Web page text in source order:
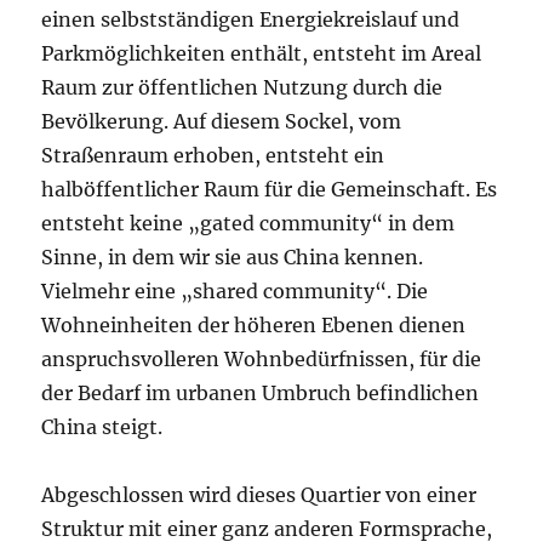
einen selbstständigen Energiekreislauf und
Parkmöglichkeiten enthält, entsteht im Areal
Raum zur öffentlichen Nutzung durch die
Bevölkerung. Auf diesem Sockel, vom
Straßenraum erhoben, entsteht ein
halböffentlicher Raum für die Gemeinschaft. Es
entsteht keine „gated community“ in dem
Sinne, in dem wir sie aus China kennen.
Vielmehr eine „shared community“. Die
Wohneinheiten der höheren Ebenen dienen
anspruchsvolleren Wohnbedürfnissen, für die
der Bedarf im urbanen Umbruch befindlichen
China steigt.
Abgeschlossen wird dieses Quartier von einer
Struktur mit einer ganz anderen Formsprache,